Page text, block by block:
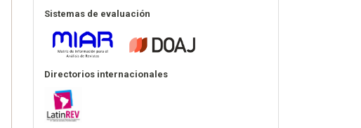
Sistemas de evaluación
Directorios internacionales